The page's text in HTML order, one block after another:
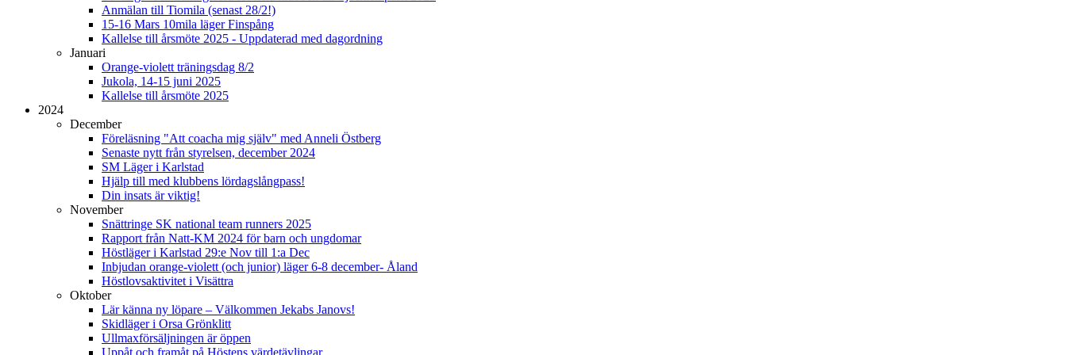
Anmälan till Tiomila (senast 28/2!)
15-16 Mars 10mila läger Finspång
Kallelse till årsmöte 2025 - Uppdaterad med dagordning
Januari
Orange-violett träningsdag 8/2
Jukola, 14-15 juni 2025
Kallelse till årsmöte 2025
2024
December
Föreläsning "Att coacha mig själv" med Anneli Östberg
Senaste nytt från styrelsen, december 2024
SM Läger i Karlstad
Hjälp till med klubbens lördagslångpass!
Din insats är viktig!
November
Snättringe SK national team runners 2025
Rapport från Natt-KM 2024 för barn och ungdomar
Höstläger i Karlstad 29:e Nov till 1:a Dec
Inbjudan orange-violett (och junior) läger 6-8 december- Åland
Höstlovsaktivitet i Visättra
Oktober
Lär känna ny löpare – Välkommen Jekabs Janovs!
Skidläger i Orsa Grönklitt
Ullmaxförsäljningen är öppen
Uppåt och framåt på Höstens värdetävlingar